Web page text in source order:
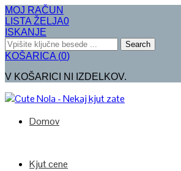
MOJ RAČUN
LISTA ŽELJA0
ISKANJE
Search
KOŠARICA (0)
V KOŠARICI NI IZDELKOV.
Domov
Kjut cene